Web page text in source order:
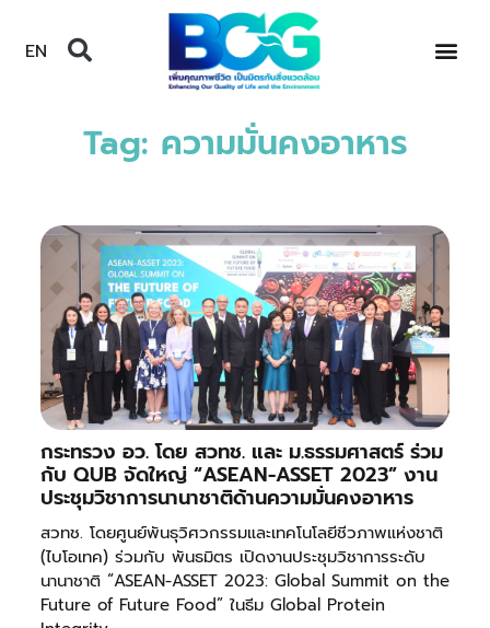
EN
Tag: ความมั่นคงอาหาร
กระทรวง อว. โดย สวทช. และ ม.ธรรมศาสตร์ ร่วม
กับ QUB จัดใหญ่ “ASEAN-ASSET 2023” งาน
ประชุมวิชาการนานาชาติด้านความมั่นคงอาหาร
สวทช. โดยศูนย์พันธุวิศวกรรมและเทคโนโลยีชีวภาพแห่งชาติ
(ไบโอเทค) ร่วมกับ พันธมิตร เปิดงานประชุมวิชาการระดับ
นานาชาติ “ASEAN-ASSET 2023: Global Summit on the
Future of Future Food” ในธีม Global Protein